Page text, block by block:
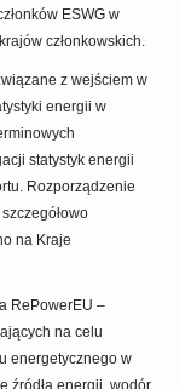
ESWG w
członkowskich.
z wejściem w
energii w
statystyk energii
Rozporządzenie
na Kraje
RePowerEU –
na celu
energetycznego w